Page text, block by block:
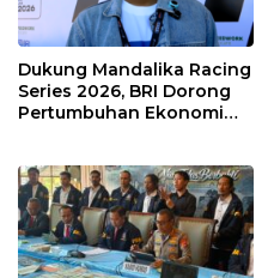
Dukung Mandalika Racing
Series 2026, BRI Dorong
Pertumbuhan Ekonomi